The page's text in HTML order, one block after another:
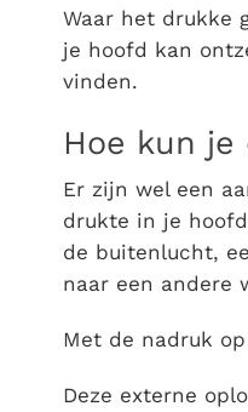
Waar het drukke
je hoofd kan
vinden.
Hoe kun je
Er zijn wel een
drukte in je
de buitenlucht,
naar een andere
Met de nadruk op
Deze externe